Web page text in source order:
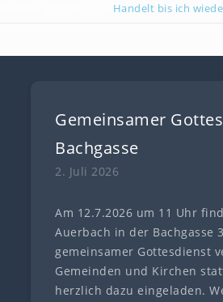
Handelt bis ich
Gemeinsamer
Bachgasse
2. Juli 2026
Am 12.7.2026 um 11 Uhr
Auerbach in der Bachgasse
gemeinsamer Gottesdienst
Gemeinden und Kirchen
herzlich dazu eingeladen.